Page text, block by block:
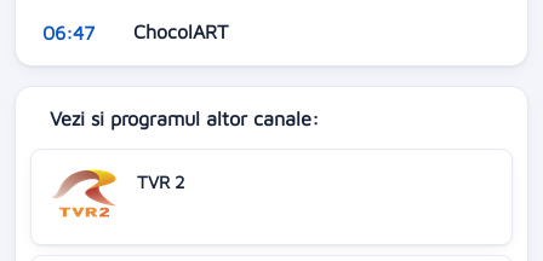
06:47 ChocolART
Vezi si programul altor canale:
TVR 2